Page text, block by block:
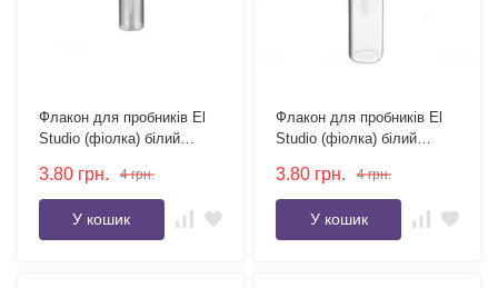
Флакон для пробників El
Studio (фіолка) білий
3.80 грн. 4 грн.
У кошик
Флакон для пробників El
Studio (фіолка) білий
3.80 грн. 4 грн.
У кошик